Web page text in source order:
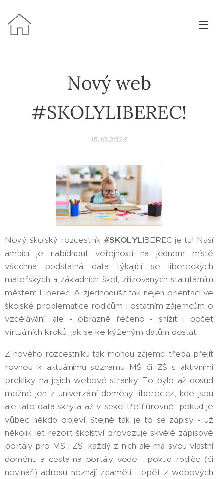
Nový web
#SKOLYLIBEREC!
15.10.2023
Nový školský rozcestník #SKOLYLIBEREC je tu! Naší
ambicí je nabídnout veřejnosti na jednom místě
všechna podstatná data týkající se libereckých
mateřských a základních škol, zřizovaných statutárním
městem Liberec. A zjednodušit tak nejen orientaci ve
školské problematice rodičům i ostatním zájemcům o
vzdělávání, ale - obrazně řečeno - snížit i počet
virtuálních kroků, jak se ke kýženým datům dostat.
Z nového rozcestníku tak mohou zájemci třeba přejít
rovnou k aktuálnímu seznamu MŠ či ZŠ s aktivními
prokliky na jejich webové stránky. To bylo až dosud
možné jen z univerzální domény liberec.cz, kde jsou
ale tato data skryta až v sekci třetí úrovně, pokud je
vůbec někdo objeví. Stejně tak je to se zápisy - už
několik let rezort školství provozuje skvělé zápisové
portály pro MŠ i ZŠ, každý z nich ale má svou vlastní
doménu a cesta na portály vede - pokud rodiče (či
novináři) adresu neznají zpaměti - opět z webových